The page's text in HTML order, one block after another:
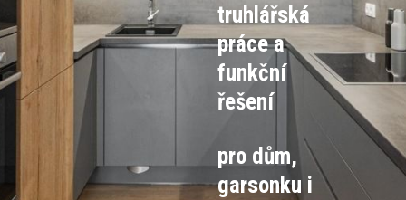
truhlářská
práce a
funkční
řešení
pro dům,
garsonku i